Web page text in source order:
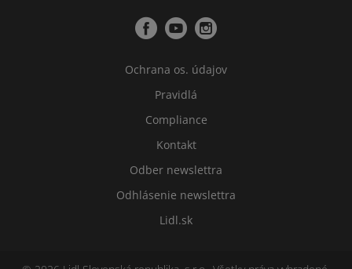
Ochrana os. údajov
Pravidlá
Compliance
Kontakt
Odber newslettra
Odhlásenie newslettra
Lidl.sk